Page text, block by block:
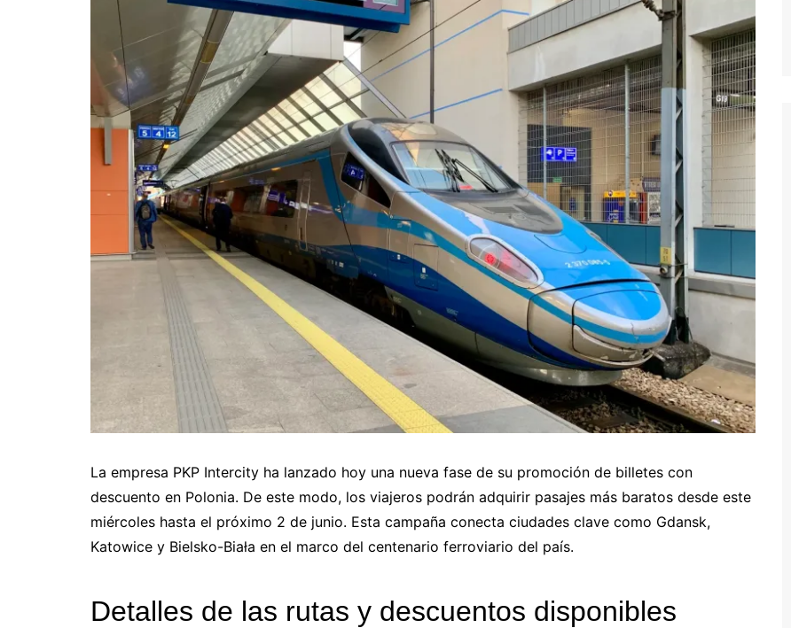
La empresa PKP Intercity ha lanzado hoy una nueva fase de su promoción de billetes con
descuento en Polonia. De este modo, los viajeros podrán adquirir pasajes más baratos desde este
miércoles hasta el próximo 2 de junio. Esta campaña conecta ciudades clave como Gdansk,
Katowice y Bielsko-Biała en el marco del centenario ferroviario del país.
Detalles de las rutas y descuentos disponibles